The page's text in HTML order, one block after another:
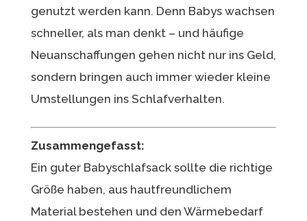
genutzt werden kann. Denn Babys wachsen
schneller, als man denkt – und häufige
Neuanschaffungen gehen nicht nur ins Geld,
sondern bringen auch immer wieder kleine
Umstellungen ins Schlafverhalten.
Zusammengefasst:
Ein guter Babyschlafsack sollte die richtige
Größe haben, aus hautfreundlichem
Material bestehen und den Wärmebedarf